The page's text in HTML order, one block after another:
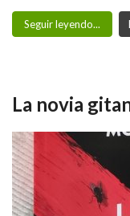
Seguir leyendo...
La novia